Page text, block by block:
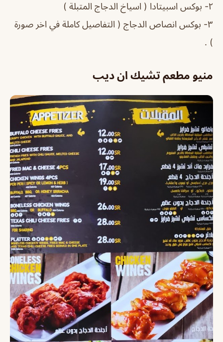
٢- بوكس اسبيتادا ( اسياخ الدجاج المتبلة )
٣- بوكس انصاص الدجاج ( التفاصيل كاملة في اخر صورة
) .
منيو مطعم تشيك ان ديب